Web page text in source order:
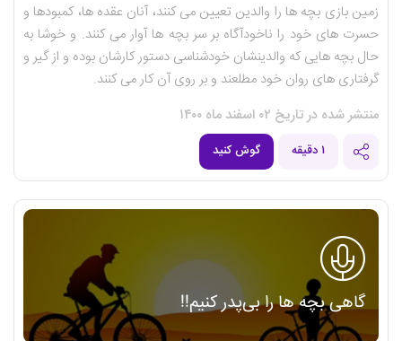
زمین بازی بچه ها را والدین تعیین می کنند، آنان عقده ها، کمبودها و
حسرت های خود را ناخودآگاه بر سر بچه ها آوار می کنند. و خوشا به
حال بچه هایی که والدینشان خودشناسی دستور کارشان بوده و از گیر و
گرفتاری های روان خود مطلعند و بر روی آن کار می کنند.
منتشر شده در تاریخ ۰۲ اسفند ماه ۱۴۰۰
۱ دقیقه گوش کنید
گاهی بچه ها را بی‌پدر کنیم!!